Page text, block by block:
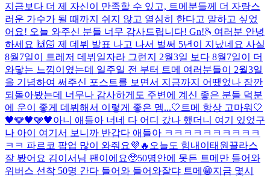
지금보다 더 제 자신이 만족할 수 있고, 트메분들께 더 자랑스
러운 가수가 될 때까지 쉬지 않고 열심히 한다고 말하고 싶었
어요! 오늘 와주신 분들 너무 감사드립니다! Gn!🫰 여러분 안녕
하세요 🙌🏻 제 데뷔 발표 나고 나서 벌써 5년이 지났네요 사실
8월7일이 트레저 데뷔일자라 그런지 2월3일 보다 8월7일이 더
와닿는 느낌이였는데 일주일 전 부터 트메 여러분들이 2월3일
을 기념하여 써주신 포스트를 보면서 지금까지 어땠었나 잠깐
되돌아봤는데 너무나 감사하게도 주변에 계신 좋은 분들 덕분
에 운이 좋게 데뷔해서 이렇게 좋은 멤...🤍트메 항상 고마워🤍
🖤🩶🖤🩶🖤아니 애들아 너네 다 어디 갔나 했더니 여기 있었구
나 아이 여기서 보니까 반갑다 애들아 ㅋㅋㅋㅋㅋㅋㅋㅋㅋㅋ
ㅋㅋ 파르코 팝업 많이 와줘요💜🔥 오늘도 힘내 이태원끌라스
잘 봤어요 김이서님 팬이에요🥹50명안에 못든 트메만 들어와
위버스 선착 50명 간다 들어와 들어와잘댜 트메😁지금 몇시